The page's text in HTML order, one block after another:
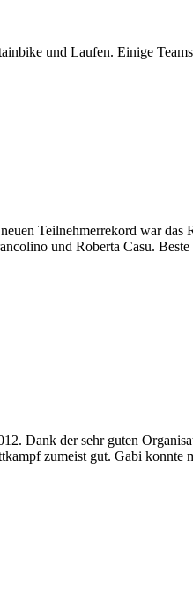
und Laufen. Einige
Teilnehmerrekord war
und Roberta Casu.
Dank der sehr guten
zumeist gut. Gabi konnte